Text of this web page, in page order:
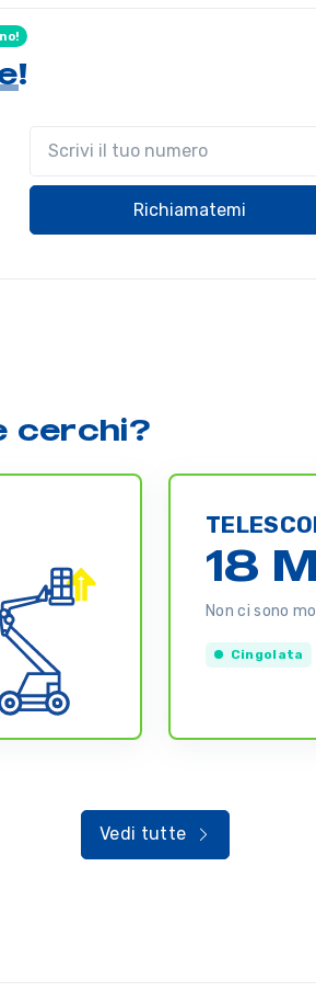
!
Richiamatemi
cerchi?
18 M
Non ci sono
Cingolata
Vedi tutte